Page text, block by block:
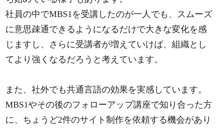
社員の中でMBS1を受講したのが一人でも、スムーズ
に意思疎通できるようになるだけで大きな変化を感
じますし、さらに受講者が増えていけば、組織とし
てより強くなるだろうと考えています。
また、社外でも共通言語の効果を実感しています。
MBS1やその後のフォローアップ講座で知り合った方
に、ちょうど2件のサイト制作を依頼する機会があり